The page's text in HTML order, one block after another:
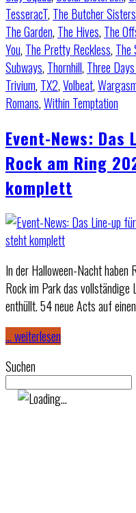
TesseracT, The Butcher Sisters
The Garden, The Hives, The
You, The Pretty Reckless, The
Subways, Thornhill, Three
Trivium, TX2,Volbeat,
Romans,Within Temptation
Event-News:
Rock am Ring
komplett
In der Halloween-Nacht haben
Rock im Park das
enthüllt. 54 neue Acts auf einen
… weiterlesen
Suchen